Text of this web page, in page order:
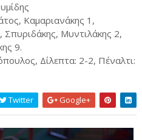
Καμαριανάκης 1,
Μυντιλάκης 2,
9.
Δίλεπτα: 2-2, Πέναλτι:
Twitter Google+